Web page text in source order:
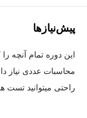
پیش‌نیاز‌ها
این دوره تمام
محاسبات عددی نیاز
راحتی میتوانید تست